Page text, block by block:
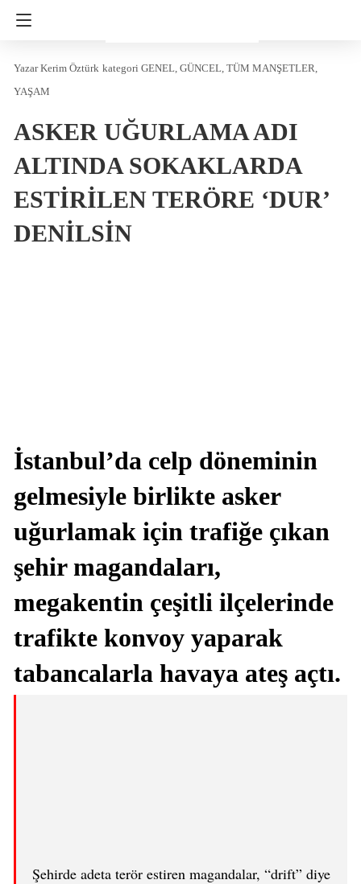
Kerim Öztürk kategori GENEL GÜNCEL TÜM MANŞETLER
YAŞAM
ASKER UĞURLAMA ADI
ALTINDA SOKAKLARDA
ESTİRİLEN TERÖRE ‘DUR’
DENİLSİN
İstanbul’da celp döneminin
gelmesiyle birlikte asker
uğurlamak için trafiğe çıkan
şehir magandaları,
megakentin çeşitli ilçelerinde
trafikte konvoy yaparak
tabancalarla havaya ateş açtı.
Şehirde adeta terör estiren magandalar, “drift” diye